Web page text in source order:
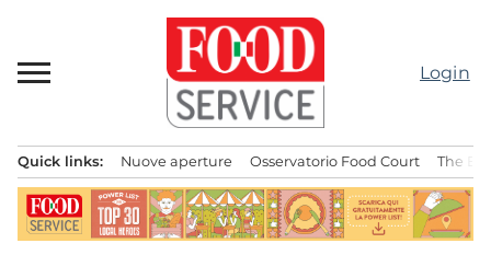
contenuto
Login
principale
Quick links: Nuove aperture Osservatorio Food Court The